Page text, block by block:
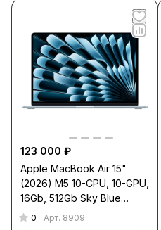
123 000 ₽
Apple MacBook Air 15"
(2026) M5 10-CPU, 10-GPU,
16Gb, 512Gb Sky Blue
MDVQ4
0 Арт. 8909